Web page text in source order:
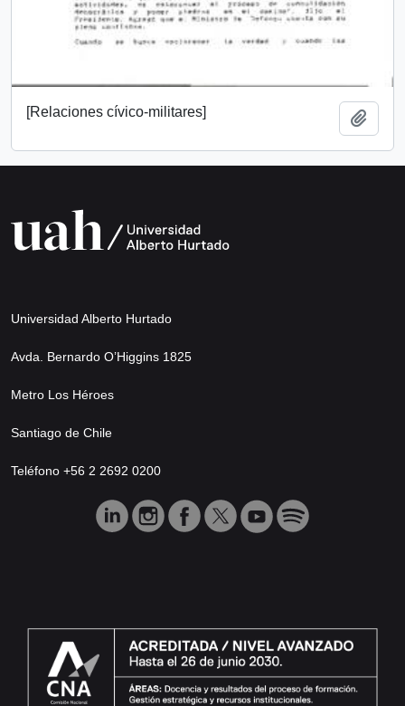
[Relaciones cívico-militares]
Universidad Alberto Hurtado
Avda. Bernardo O’Higgins 1825
Metro Los Héroes
Santiago de Chile
Teléfono +56 2 2692 0200